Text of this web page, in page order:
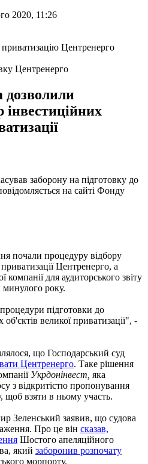
2020, 11:26
Центренерго
інвестиційних
заборону на підготовку до
на сайті Фонду
почали процедуру відбору
Центренерго, а
компанії для аудиторського звіту
минулого року.
підготовки до
великої приватизації", -
що Господарський суд
Центренерго. Таке рішення
Укрдонінвест, яка
з відкритістю пропонування
щоб взяти в ньому участь.
Зеленський заявив, що судова
Про це він сказав,
Шостого апеляційного
який заборонив розпочату
морпорту.